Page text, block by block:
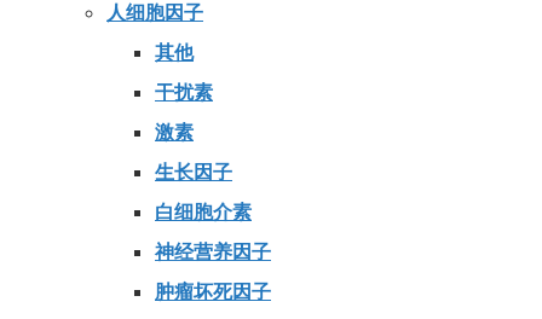
人细胞因子
其他
干扰素
激素
生长因子
白细胞介素
神经营养因子
肿瘤坏死因子